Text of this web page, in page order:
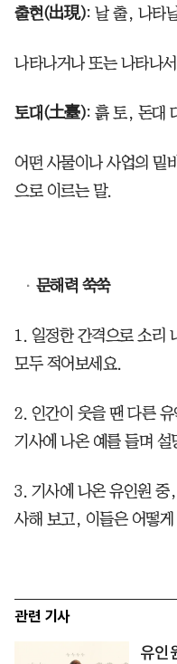
출현(出現): 날 출, 나타
나타나거나 또는 나타나
토대(土臺): 흙 토, 돈대
어떤 사물이나 사업의 밑
으로 이르는 말.
문해력 쑥쑥
1. 일정한 간격으로 소리
모두 적어보세요.
2. 인간이 웃을 땐 다른
기사에 나온 예를 들며 설
3. 기사에 나온 유인원 중
사해 보고, 이들은 어떻
관련 기사
유인